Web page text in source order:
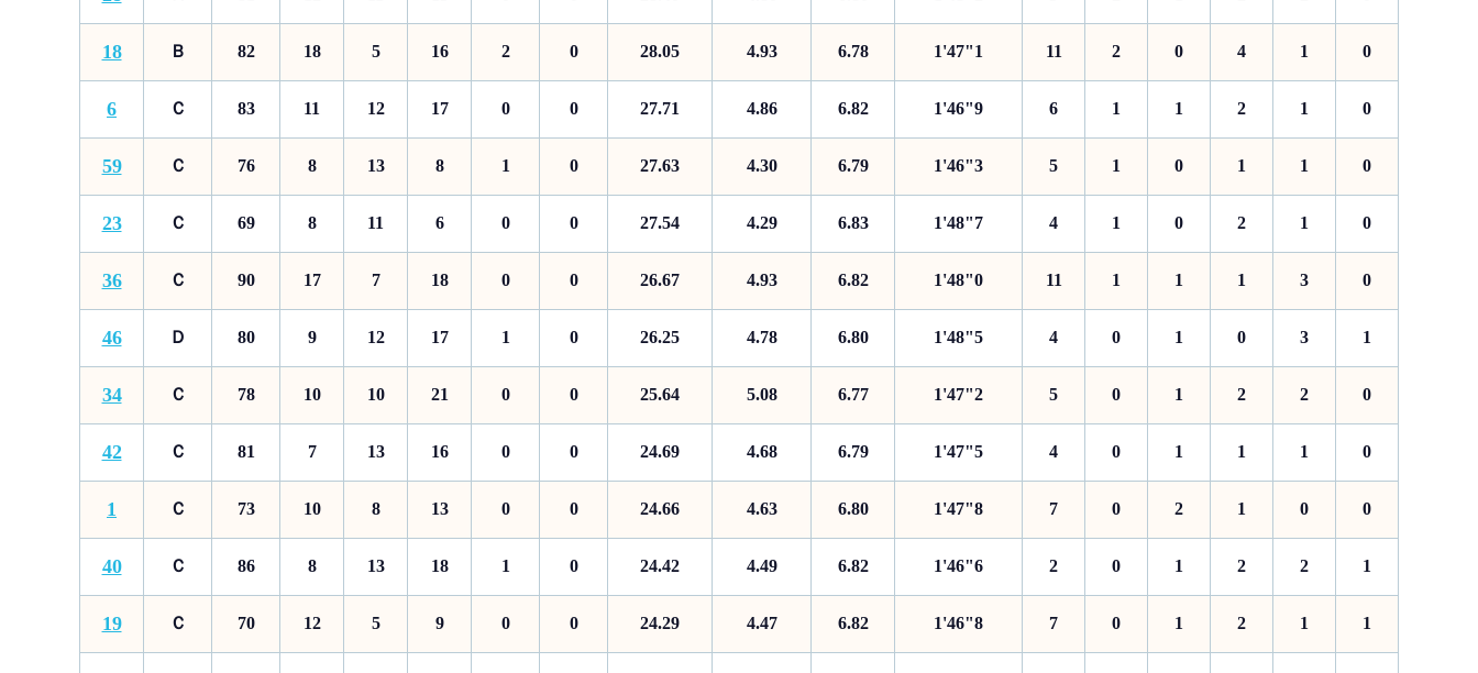
18 Ｂ 82 18 5 16 2 0 28.05 4.93 6.78 1'47"1 11 2 0 4 1 0
6 Ｃ 83 11 12 17 0 0 27.71 4.86 6.82 1'46"9 6 1 1 2 1 0
59 Ｃ 76 8 13 8 1 0 27.63 4.30 6.79 1'46"3 5 1 0 1 1 0
23 Ｃ 69 8 11 6 0 0 27.54 4.29 6.83 1'48"7 4 1 0 2 1 0
36 Ｃ 90 17 7 18 0 0 26.67 4.93 6.82 1'48"0 11 1 1 1 3 0
46 Ｄ 80 9 12 17 1 0 26.25 4.78 6.80 1'48"5 4 0 1 0 3 1
34 Ｃ 78 10 10 21 0 0 25.64 5.08 6.77 1'47"2 5 0 1 2 2 0
42 Ｃ 81 7 13 16 0 0 24.69 4.68 6.79 1'47"5 4 0 1 1 1 0
1 Ｃ 73 10 8 13 0 0 24.66 4.63 6.80 1'47"8 7 0 2 1 0 0
40 Ｃ 86 8 13 18 1 0 24.42 4.49 6.82 1'46"6 2 0 1 2 2 1
19 Ｃ 70 12 5 9 0 0 24.29 4.47 6.82 1'46"8 7 0 1 2 1 1